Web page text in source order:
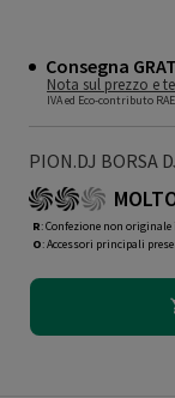
Consegna
Nota sul prezzo e
IVA ed Eco-contributo
PION.DJ BORSA
R: Confezione non
O: Accessori principali